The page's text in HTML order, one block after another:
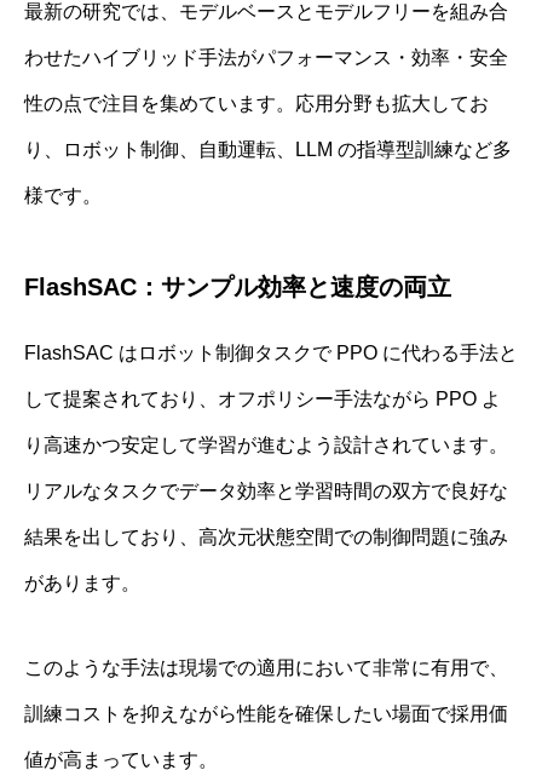
最新の研究では、モデルベースとモデルフリーを組み合
わせたハイブリッド手法がパフォーマンス・効率・安全
性の点で注目を集めています。応用分野も拡大してお
り、ロボット制御、自動運転、LLM の指導型訓練など多
様です。
FlashSAC：サンプル効率と速度の両立
FlashSAC はロボット制御タスクで PPO に代わる手法と
して提案されており、オフポリシー手法ながら PPO よ
り高速かつ安定して学習が進むよう設計されています。
リアルなタスクでデータ効率と学習時間の双方で良好な
結果を出しており、高次元状態空間での制御問題に強み
があります。
このような手法は現場での適用において非常に有用で、
訓練コストを抑えながら性能を確保したい場面で採用価
値が高まっています。